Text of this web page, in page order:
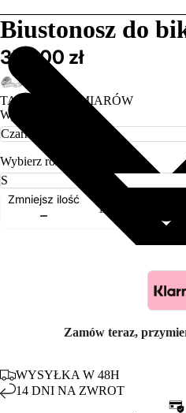
Biustonosz do
359,00 zł
TABELA ROZMIARÓW
Wybierz kolor
Wybierz rozmiar
Zmniejsz ilość
Zamów teraz,
WYSYŁKA W 48H
14 DNI NA ZWROT